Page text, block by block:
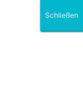
Schließen
Schließen
Schließen
Schließen
Schließen
Schließen